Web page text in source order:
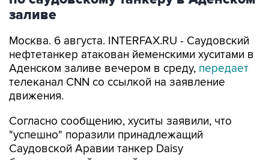
Москва. 6 августа. INTERFAX.RU - Саудовский
Аденском заливе вечером в среду,передает
телеканал CNN со ссылкой на заявление
движения.
Согласно сообщению, хуситы заявили, что
Саудовской Аравии танкер Daisy
баллистической ракетой, вынудив его
изменить курс и повернуть назад.